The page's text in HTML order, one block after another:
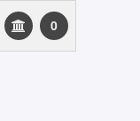
0